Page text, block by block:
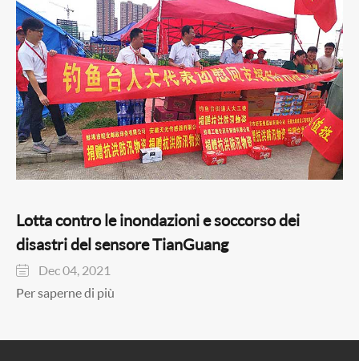
Lotta contro le inondazioni e soccorso dei
disastri del sensore TianGuang

Dec 04, 2021
Per saperne di più